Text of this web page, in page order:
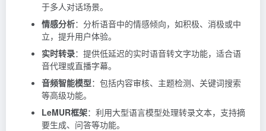
于多人对话场景。
情感分析：分析语音中的情感倾向，如积极、消极或中
立，提升用户体验。
实时转录：提供低延迟的实时语音转文字功能，适合语
音代理或直播字幕。
音频智能模型：包括内容审核、主题检测、关键词搜索
等高级功能。
LeMUR框架：利用大型语言模型处理转录文本，支持摘
要生成、问答等功能。